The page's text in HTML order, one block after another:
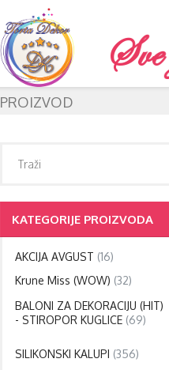
PROIZVOD
KATEGORIJE PROIZVODA
AKCIJA AVGUST (16)
Krune Miss (WOW) (32)
BALONI ZA DEKORACIJU (HIT)
- STIROPOR KUGLICE (69)
SILIKONSKI KALUPI (356)